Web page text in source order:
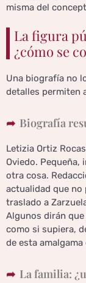
misma del
La figura
¿cómo se
Una biografía no
detalles permiten
Biografía
Letizia Ortiz
Oviedo.
otra cosa.
actualidad que no
traslado a
Algunos dirán
como si supiera,
de esta
La familia: